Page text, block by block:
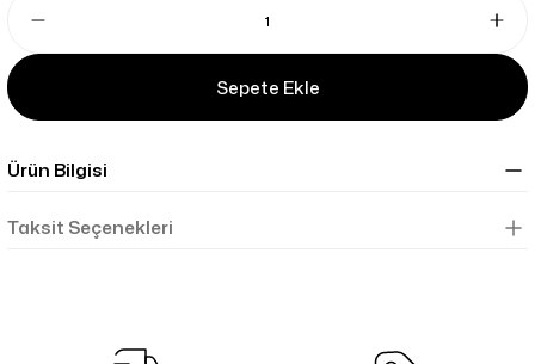
Sepete Ekle
Ürün Bilgisi
Taksit Seçenekleri